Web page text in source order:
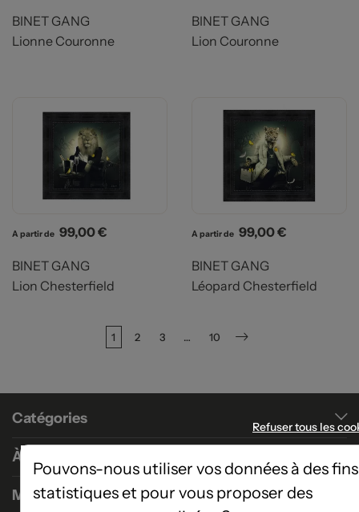
BINET GANG
Lionne Couronne
BINET GANG
Lion Couronne
A partir de Prix
99,00 €
BINET GANG
Lion Chesterfield
A partir de Prix
99,00 €
BINET GANG
Léopard Chesterfield
1 2 3 … 10 Suivant
Catégories
À propos
Magasins
Refuser tous les
Pouvons-nous utiliser vos données à des fins
statistiques et pour vous proposer des